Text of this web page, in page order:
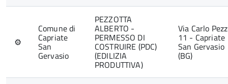
⚙
Comune di
Capriate
San
Gervasio
PEZZOTTA
ALBERTO -
PERMESSO DI
COSTRUIRE (PDC)
(EDILIZIA
PRODUTTIVA)
Via Carlo
11 - Capriate
San Gervasio
(BG)